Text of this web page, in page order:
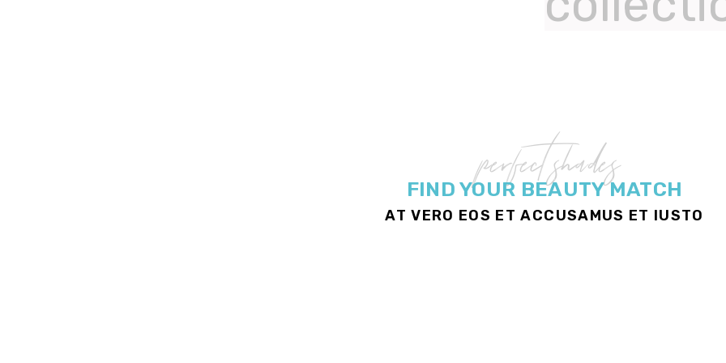
perfect shades
FIND YOUR BEAUTY MATCH
AT VERO EOS ET ACCUSAMUS ET IUSTO